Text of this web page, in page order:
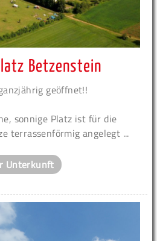
Betzenstein
geöffnet!!
sonnige Platz ist für die
terrassenförmig angelegt ...
Unterkunft